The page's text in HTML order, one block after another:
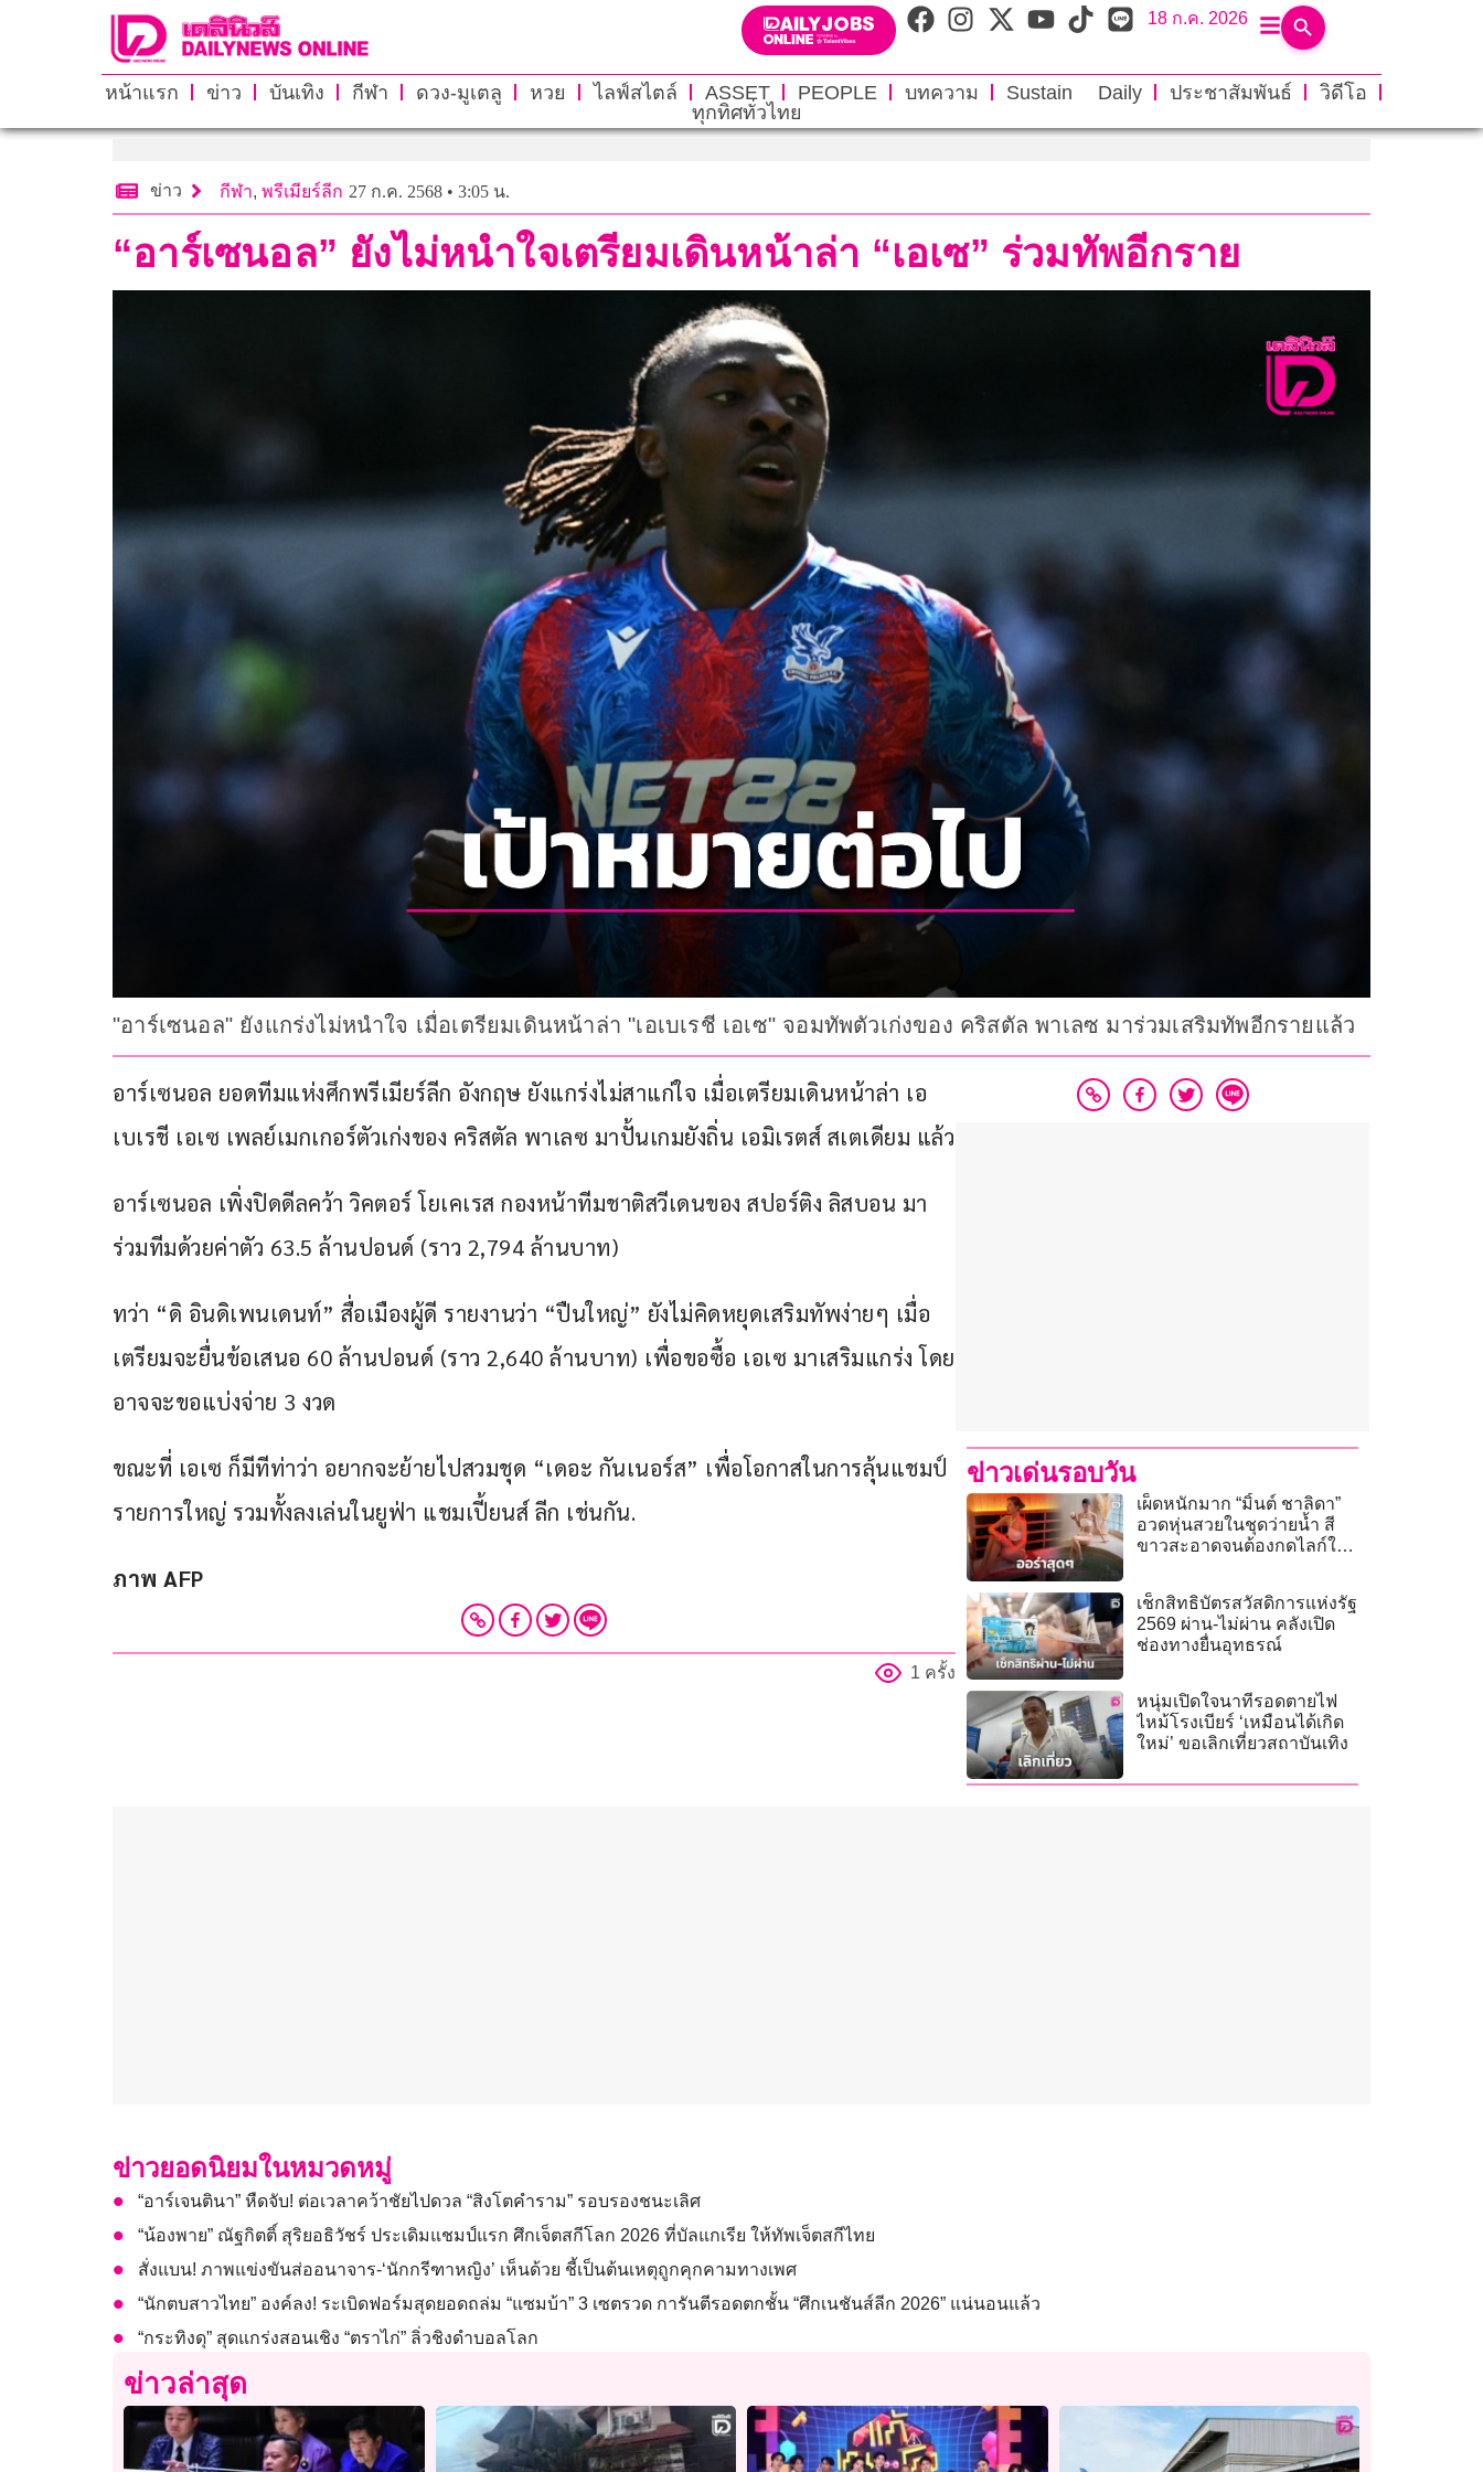
18 ก.ค. 2026
หน้าแรก ข่าว บันเทิง กีฬา ดวง-มูเตลู หวย ไลฟ์สไตล์ ASSET PEOPLE บทความ Sustain Daily ประชาสัมพันธ์
วิดีโอ
ทุกทิศทั่วไทย
ข่าว กีฬา, พรีเมียร์ลีก 27 ก.ค. 2568 • 3:05 น.
“อาร์เซนอล” ยังไม่หนำใจเตรียมเดินหน้าล่า “เอเซ” ร่วมทัพอีกราย
"อาร์เซนอล" ยังแกร่งไม่หนำใจ เมื่อเตรียมเดินหน้าล่า "เอเบเรชี เอเซ" จอมทัพตัวเก่งของ คริสตัล พาเลซ มาร่วมเสริมทัพอีกรายแล้ว
อาร์เซนอล ยอดทีมแห่งศึกพรีเมียร์ลีก อังกฤษ ยังแกร่งไม่สาแก่ใจ เมื่อเตรียมเดินหน้าล่า เอ
เบเรชี เอเซ เพลย์เมกเกอร์ตัวเก่งของ คริสตัล พาเลซ มาปั้นเกมยังถิ่น เอมิเรตส์ สเตเดียม แล้ว
อาร์เซนอล เพิ่งปิดดีลคว้า วิคตอร์ โยเคเรส กองหน้าทีมชาติสวีเดนของ สปอร์ติง ลิสบอน มา
ร่วมทีมด้วยค่าตัว 63.5 ล้านปอนด์ (ราว 2,794 ล้านบาท)
ทว่า “ดิ อินดิเพนเดนท์” สื่อเมืองผู้ดี รายงานว่า “ปืนใหญ่” ยังไม่คิดหยุดเสริมทัพง่ายๆ เมื่อ
เตรียมจะยื่นข้อเสนอ 60 ล้านปอนด์ (ราว 2,640 ล้านบาท) เพื่อขอซื้อ เอเซ มาเสริมแกร่ง โดย
อาจจะขอแบ่งจ่าย 3 งวด
ขณะที่ เอเซ ก็มีทีท่าว่า อยากจะย้ายไปสวมชุด “เดอะ กันเนอร์ส” เพื่อโอกาสในการลุ้นแชมป์
รายการใหญ่ รวมทั้งลงเล่นในยูฟ่า แชมเปี้ยนส์ ลีก เช่นกัน.
ภาพ AFP
1 ครั้ง
ข่าวเด่นรอบวัน
เผ็ดหนักมาก “มิ้นต์ ชาลิดา”
อวดหุ่นสวยในชุดว่ายน้ำ สี
ขาวสะอาดจนต้องกดไลก์ให้
เช็กสิทธิบัตรสวัสดิการแห่งรัฐ
2569 ผ่าน-ไม่ผ่าน คลังเปิด
ช่องทางยื่นอุทธรณ์
หนุ่มเปิดใจนาทีรอดตายไฟ
ไหม้โรงเบียร์ ‘เหมือนได้เกิด
ใหม่’ ขอเลิกเที่ยวสถาบันเทิง
ข่าวยอดนิยมในหมวดหมู่
“อาร์เจนตินา” หืดจับ! ต่อเวลาคว้าชัยไปดวล “สิงโตคำราม” รอบรองชนะเลิศ
“น้องพาย” ณัฐกิตติ์ สุริยอธิวัชร์ ประเดิมแชมป์แรก ศึกเจ็ตสกีโลก 2026 ที่บัลแกเรีย ให้ทัพเจ็ตสกีไทย
สั่งแบน! ภาพแข่งขันส่ออนาจาร-‘นักกรีฑาหญิง’ เห็นด้วย ชี้เป็นต้นเหตุถูกคุกคามทางเพศ
“นักตบสาวไทย” องค์ลง! ระเบิดฟอร์มสุดยอดถล่ม “แซมบ้า” 3 เซตรวด การันตีรอดตกชั้น “ศึกเนชันส์ลีก 2026” แน่นอนแล้ว
“กระทิงดุ” สุดแกร่งสอนเชิง “ตราไก่” ลิ่วชิงดำบอลโลก
ข่าวล่าสุด